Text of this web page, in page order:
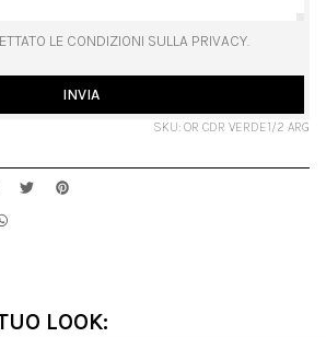
LE CONDIZIONI SULLA PRIVACY.
INVIA
SKU: OR CDR VERDE1/2 ARG
LOOK: